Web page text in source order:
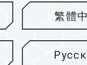
繁體